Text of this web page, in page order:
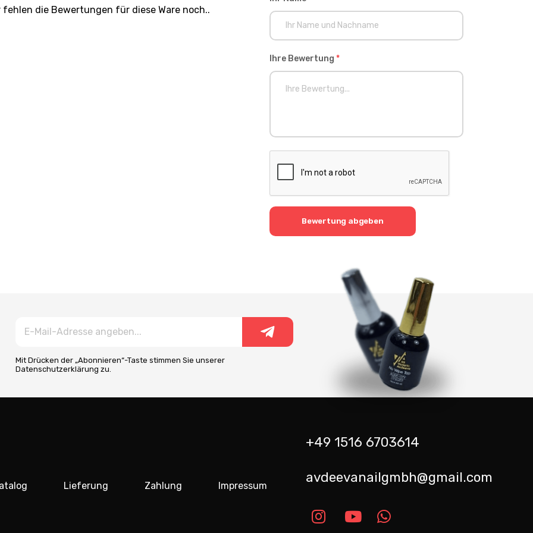
fehlen die Bewertungen für diese Ware noch..
Ihre Bewertung *
Bewertung abgeben
Mit Drücken der „Abonnieren“-Taste stimmen Sie unserer
Datenschutzerklärung zu.
Lieferung Zahlung Impressum
+49 1516 6703614
avdeevanailgmbh@gmail.com